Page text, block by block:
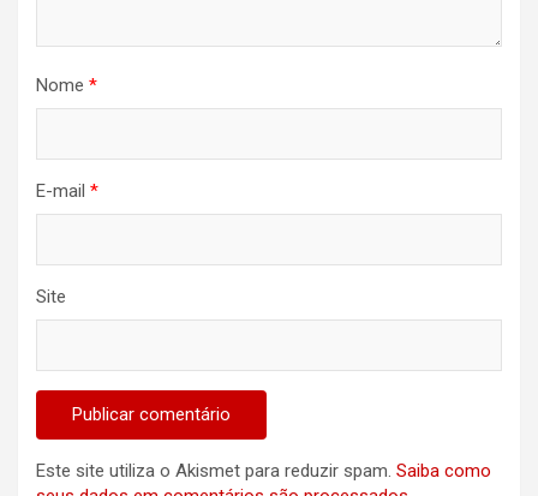
Nome *
E-mail *
Site
Este site utiliza o Akismet para reduzir spam. Saiba como